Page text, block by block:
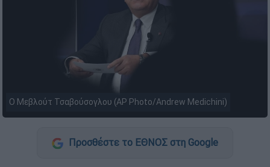
Ο Μεβλούτ Τσαβούσογλου (AP Photo/Andrew Medichini)
Προσθέστε το ΕΘΝΟΣ στη Google